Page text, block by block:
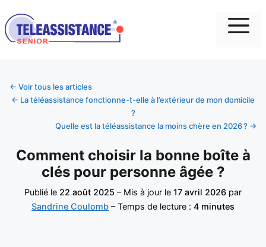
← Voir tous les articles
← La téléassistance fonctionne-t-elle à l’extérieur de mon domicile
?
Quelle est la téléassistance la moins chère en 2026 ? →
Comment choisir la bonne boîte à
clés pour personne âgée ?
Publié le 22 août 2025 – Mis à jour le 17 avril 2026 par
Sandrine Coulomb – Temps de lecture : 4 minutes